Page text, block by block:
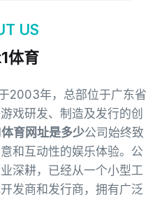
US
体育
2003年，总部位于广东省
戏研发、制造及发行的创
育网址是多少公司始终致
和互动性的娱乐体验。公
深耕，已经从一个小型工
发商和发行商，拥有广泛